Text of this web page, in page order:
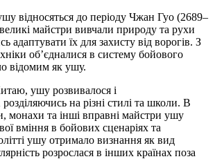
відносяться до періоду Чжан Гуо (2689–
майстри вивчали природу та рухи
адаптувати їх для захисту від ворогів. З
об’єдналися в систему бойового
відомим як ушу.
ушу розвивалося і
на різні стилі та школи. В
монахи та інші вправні майстри ушу
вміння в бойових сценаріях та
ушу отримало визнання як вид
розрослася в інших країнах поза